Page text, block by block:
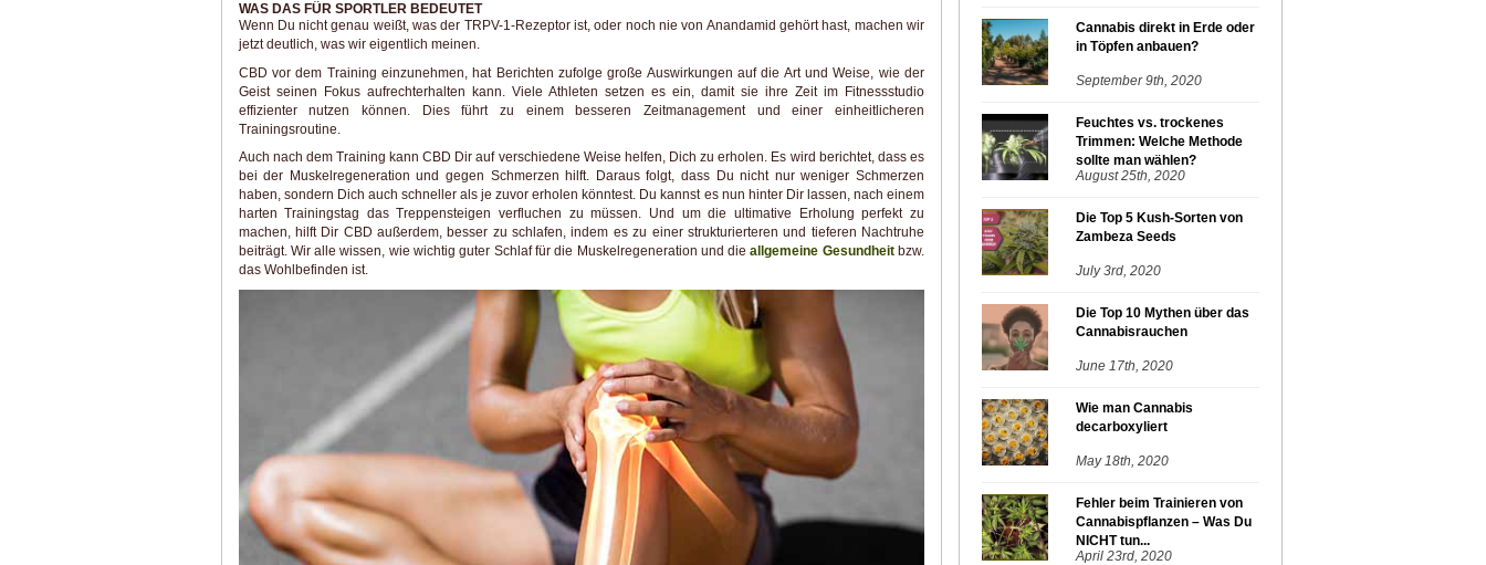
WAS DAS FÜR SPORTLER BEDEUTET
Wenn Du nicht genau weißt, was der TRPV-1-Rezeptor ist, oder noch nie von Anandamid gehört hast, machen wir
jetzt deutlich, was wir eigentlich meinen.
CBD vor dem Training einzunehmen, hat Berichten zufolge große Auswirkungen auf die Art und Weise, wie der
Geist seinen Fokus aufrechterhalten kann. Viele Athleten setzen es ein, damit sie ihre Zeit im Fitnessstudio
effizienter nutzen können. Dies führt zu einem besseren Zeitmanagement und einer einheitlicheren
Trainingsroutine.
Auch nach dem Training kann CBD Dir auf verschiedene Weise helfen, Dich zu erholen. Es wird berichtet, dass es
bei der Muskelregeneration und gegen Schmerzen hilft. Daraus folgt, dass Du nicht nur weniger Schmerzen
haben, sondern Dich auch schneller als je zuvor erholen könntest. Du kannst es nun hinter Dir lassen, nach einem
harten Trainingstag das Treppensteigen verfluchen zu müssen. Und um die ultimative Erholung perfekt zu
machen, hilft Dir CBD außerdem, besser zu schlafen, indem es zu einer strukturierteren und tieferen Nachtruhe
beiträgt. Wir alle wissen, wie wichtig guter Schlaf für die Muskelregeneration und dieallgemeine Gesundheitbzw.
das Wohlbefinden ist.
Cannabis direkt in Erde oder
in Töpfen anbauen?
September 9th, 2020
Feuchtes vs. trockenes
Trimmen: Welche Methode
sollte man wählen?
August 25th, 2020
Die Top 5 Kush-Sorten von
Zambeza Seeds
July 3rd, 2020
Die Top 10 Mythen über das
Cannabisrauchen
June 17th, 2020
Wie man Cannabis
decarboxyliert
May 18th, 2020
Fehler beim Trainieren von
Cannabispflanzen – Was Du
NICHT tun...
April 23rd, 2020